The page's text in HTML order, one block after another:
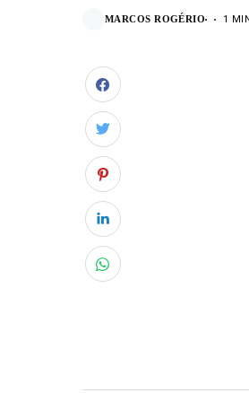
MARCOS ROGÉRIO 1